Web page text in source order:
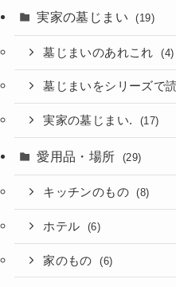
実家の墓じまい (19)
墓じまいのあれこれ (4)
墓じまいをシリーズで
実家の墓じまい. (17)
愛用品・場所 (29)
キッチンのもの (8)
ホテル (6)
家のもの (6)